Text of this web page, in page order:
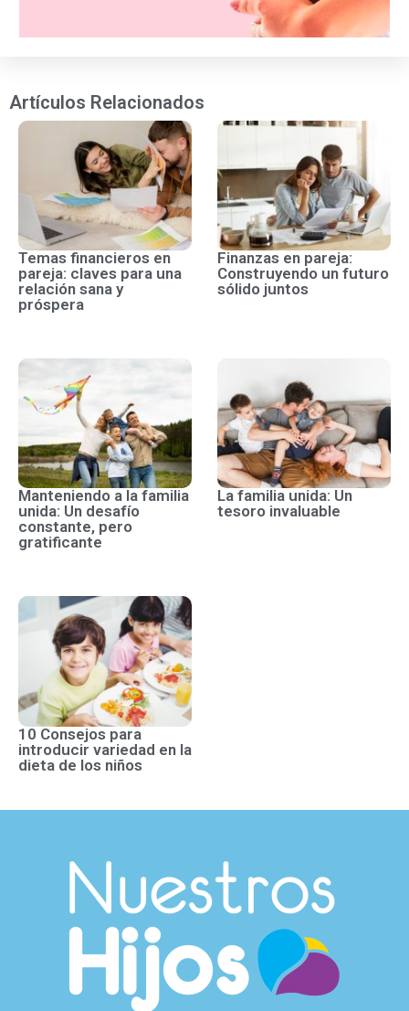
Artículos Relacionados
Temas financieros en
pareja: claves para una
relación sana y
próspera
Finanzas en pareja:
Construyendo un futuro
sólido juntos
Manteniendo a la familia
unida: Un desafío
constante, pero
gratificante
La familia unida: Un
tesoro invaluable
10 Consejos para
introducir variedad en la
dieta de los niños